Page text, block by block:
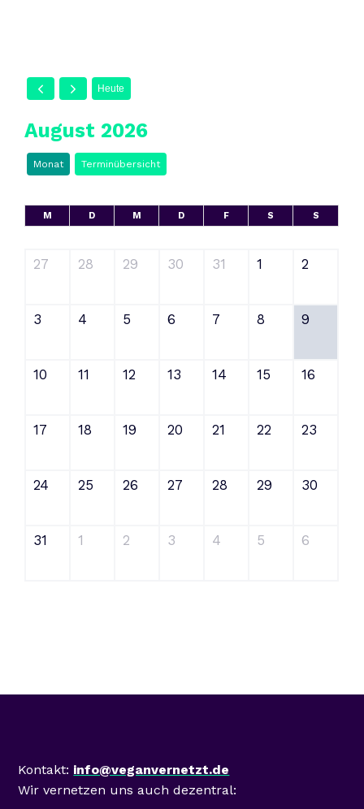
Heute
August 2026
Monat Terminübersicht
M D M D F S S
27 28 29 30 31 1 2
3 4 5 6 7 8 9
10 11 12 13 14 15 16
17 18 19 20 21 22 23
24 25 26 27 28 29 30
31 1 2 3 4 5 6
Kontakt: info@veganvernetzt.de
Wir vernetzen uns auch dezentral: